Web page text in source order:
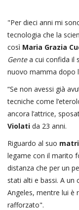
"Per dieci anni mi
tecnologia che la
così Maria Grazia
Gentea cui confida il
nuovo mamma dopo
“Se non avessi già
tecniche come
ancora l’attrice,
Violati da 23 anni.
Riguardo al suo
legame con il marito
distanza che per un
stati alti e bassi. A
Angeles, mentre lui è
rafforzato".